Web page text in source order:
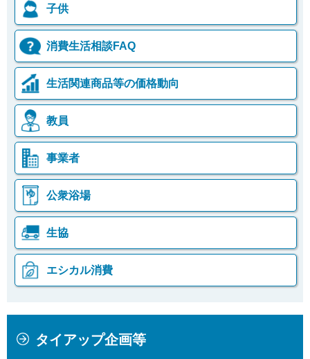
子供
消費生活相談FAQ
生活関連商品等の価格動向
教員
事業者
公衆浴場
生協
エシカル消費
タイアップ企画等